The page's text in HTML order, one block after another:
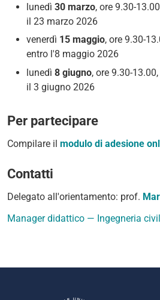
lunedì 30 marzo, ore 9.30-
il 23 marzo 2026
venerdì 15 maggio, ore 9.30-
entro l'8 maggio 2026
lunedì 8 giugno, ore 9.30-
il 3 giugno 2026
Per partecipare
Compilare il modulo di adesione
Contatti
Delegato all'orientamento: prof.
Manager didattico — Ingegneria